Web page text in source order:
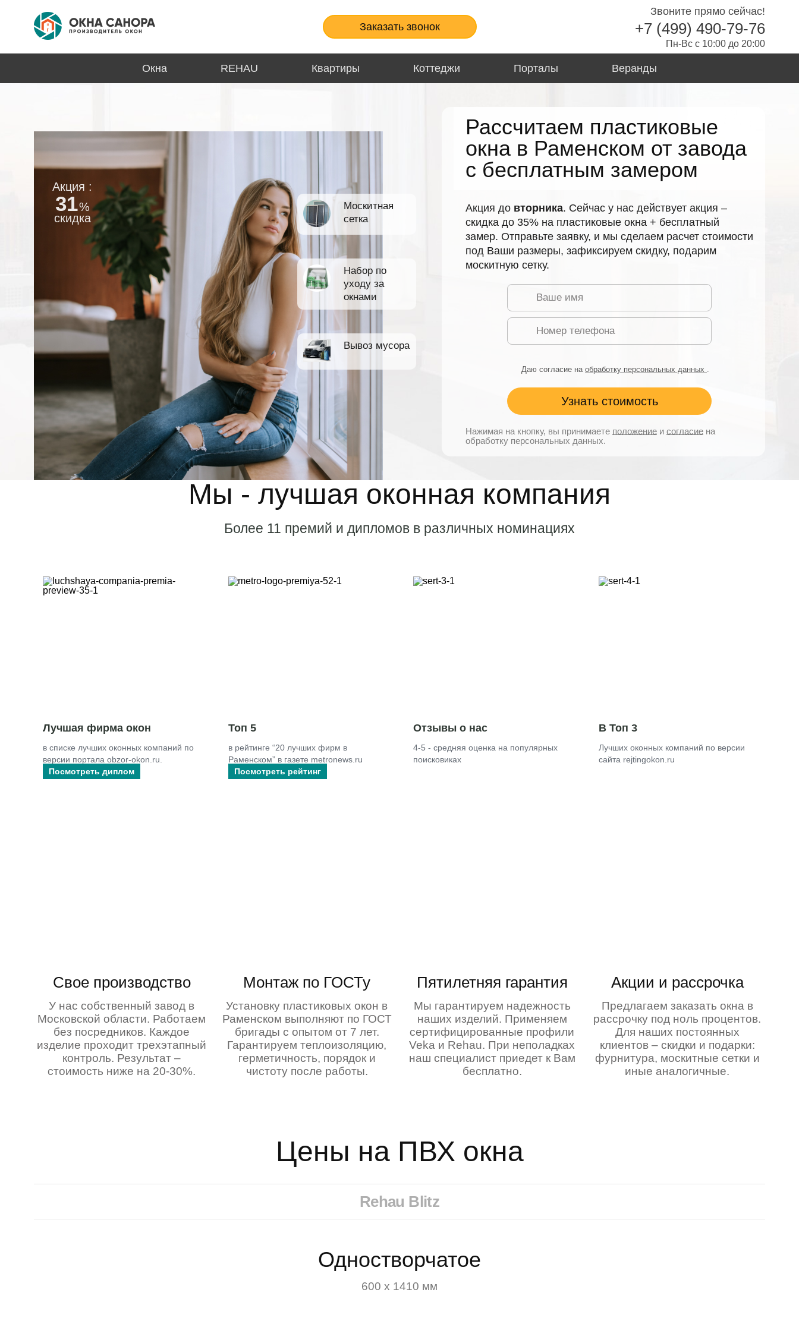
Заказать звонок
Звоните прямо сейчас!
+7 (499) 490-79-76
Пн-Вс с 10:00 до 20:00
Окна REHAU Квартиры Коттеджи Порталы Веранды
Акция :
31%
скидка
Москитная
сетка
Набор по
уходу за
окнами
Вывоз мусора
Рассчитаем пластиковые
окна в Раменском от завода
с бесплатным замером
Акция до вторника. Сейчас у нас действует акция –
скидка до 35% на пластиковые окна + бесплатный
замер. Отправьте заявку, и мы сделаем расчет стоимости
под Ваши размеры, зафиксируем скидку, подарим
москитную сетку.
Даю согласие на обработку персональных данных .
Нажимая на кнопку, вы принимаете положение и согласие на
обработку персональных данных.
Мы - лучшая оконная компания
Более 11 премий и дипломов в различных номинациях
Лучшая фирма окон
в списке лучших оконных компаний по
версии портала obzor-okon.ru.
Посмотреть диплом
Топ 5
в рейтинге “20 лучших фирм в
Раменском” в газете metronews.ru
Посмотреть рейтинг
Отзывы о нас
4-5 - средняя оценка на популярных
поисковиках
В Топ 3
Лучших оконных компаний по версии
сайта rejtingokon.ru
Свое производство
У нас собственный завод в
Московской области. Работаем
без посредников. Каждое
изделие проходит трехэтапный
контроль. Результат –
стоимость ниже на 20-30%.
Монтаж по ГОСТу
Установку пластиковых окон в
Раменском выполняют по ГОСТ
бригады с опытом от 7 лет.
Гарантируем теплоизоляцию,
герметичность, порядок и
чистоту после работы.
Пятилетняя гарантия
Мы гарантируем надежность
наших изделий. Применяем
сертифицированные профили
Veka и Rehau. При неполадках
наш специалист приедет к Вам
бесплатно.
Акции и рассрочка
Предлагаем заказать окна в
рассрочку под ноль процентов.
Для наших постоянных
клиентов – скидки и подарки:
фурнитура, москитные сетки и
иные аналогичные.
Цены на ПВХ окна
Rehau Blitz
Одностворчатое
600 х 1410 мм